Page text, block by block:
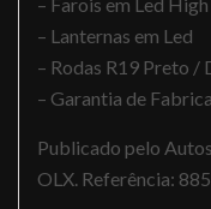
– Lanternas em Led
– Rodas R19 Preto /
– Garantia de Fabrica
Publicado pelo
OLX. Referência: